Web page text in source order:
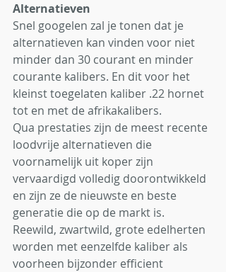
Alternatieven
Snel googelen zal je tonen dat je
alternatieven kan vinden voor niet
minder dan 30 courant en minder
courante kalibers. En dit voor het
kleinst toegelaten kaliber .22 hornet
tot en met de afrikakalibers.
Qua prestaties zijn de meest recente
loodvrije alternatieven die
voornamelijk uit koper zijn
vervaardigd volledig doorontwikkeld
en zijn ze de nieuwste en beste
generatie die op de markt is.
Reewild, zwartwild, grote edelherten
worden met eenzelfde kaliber als
voorheen bijzonder efficient